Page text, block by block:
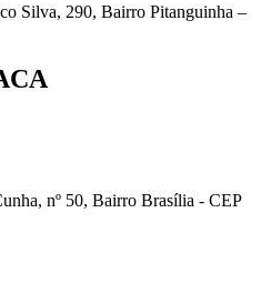
Silva, 290, Bairro Pitanguinha –
nº 50, Bairro Brasília - CEP